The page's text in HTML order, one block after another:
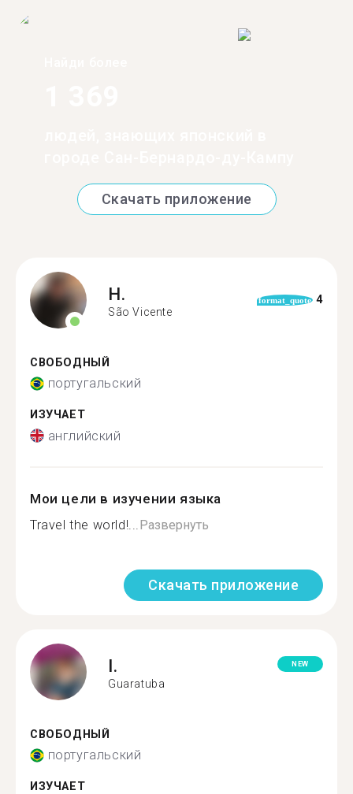
Скачать приложение
H.
São Vicente
format_quote 4
СВОБОДНЫЙ
португальский
ИЗУЧАЕТ
английский
Мои цели в изучении языка
Travel the world!... Развернуть
Скачать приложение
I.
Guaratuba
NEW
СВОБОДНЫЙ
португальский
ИЗУЧАЕТ